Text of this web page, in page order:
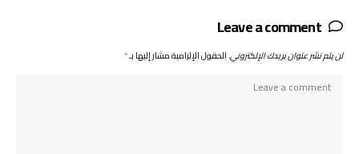
Leave a comment
لن يتم نشر عنوان بريدك الإلكتروني.الحقول الإلزامية مشار إليها بـ*